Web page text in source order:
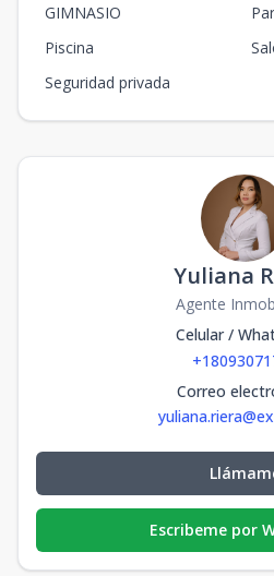
GIMNASIO
Piscina
Seguridad privada
Yuliana
Agente
Celular /
Correo
Escribeme por